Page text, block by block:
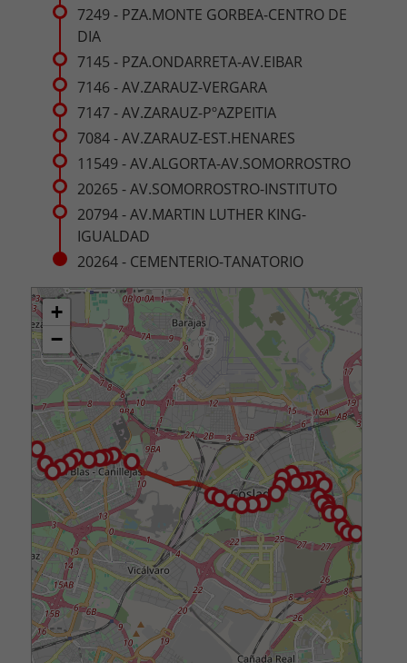
7249 - PZA.MONTE GORBEA-CENTRO DE
DIA
7145 - PZA.ONDARRETA-AV.EIBAR
7146 - AV.ZARAUZ-VERGARA
7147 - AV.ZARAUZ-PºAZPEITIA
7084 - AV.ZARAUZ-EST.HENARES
11549 - AV.ALGORTA-AV.SOMORROSTRO
20265 - AV.SOMORROSTRO-INSTITUTO
20794 - AV.MARTIN LUTHER KING-
IGUALDAD
20264 - CEMENTERIO-TANATORIO
+
−